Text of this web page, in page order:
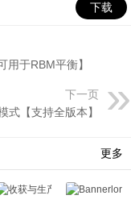
下载
于RBM平衡】
下一页
式【支持全版本】
更多